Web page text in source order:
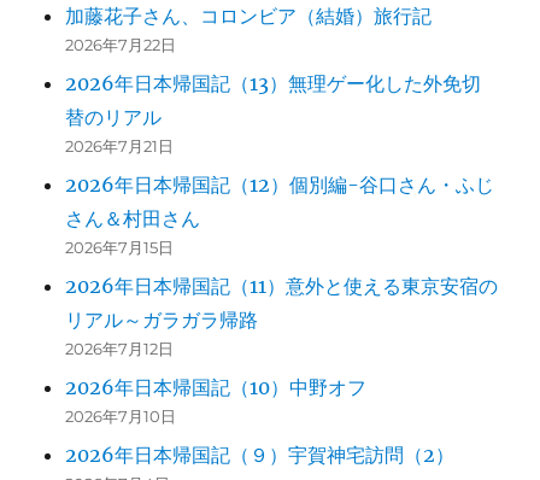
加藤花子さん、コロンビア（結婚）旅行記
2026年7月22日
2026年日本帰国記（13）無理ゲー化した外免切
替のリアル
2026年7月21日
2026年日本帰国記（12）個別編-谷口さん・ふじ
さん＆村田さん
2026年7月15日
2026年日本帰国記（11）意外と使える東京安宿の
リアル～ガラガラ帰路
2026年7月12日
2026年日本帰国記（10）中野オフ
2026年7月10日
2026年日本帰国記（９）宇賀神宅訪問（2）